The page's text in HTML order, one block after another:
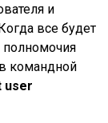
и
все будет
полномочия
командной
user